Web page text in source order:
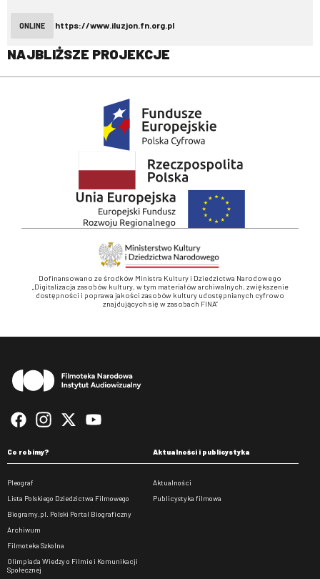
ONLINE https://www.iluzjon.fn.org.pl
NAJBLIŻSZE PROJEKCJE
Dofinansowano ze środków Ministra Kultury i Dziedzictwa Narodowego
„Digitalizacja zasobów kultury, w tym materiałów archiwalnych, zwiększenie
dostępności i poprawa jakości zasobów kultury udostępnianych cyfrowo
znajdujących się w zasobach FINA”
Co robimy?
Pleograf
Lista Polskiego Dziedzictwa Filmowego
Biogramy.pl. Polski Portal Biograficzny
Archiwum
Filmoteka Szkolna
Olimpiada Wiedzy o Filmie i Komunikacji
Społecznej
Aktualności i publicystyka
Aktualności
Publicystyka filmowa